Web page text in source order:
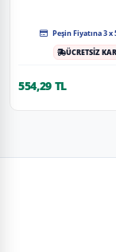
Peşin Fiyatına 3 x
ÜCRETSİZ
554,29 TL